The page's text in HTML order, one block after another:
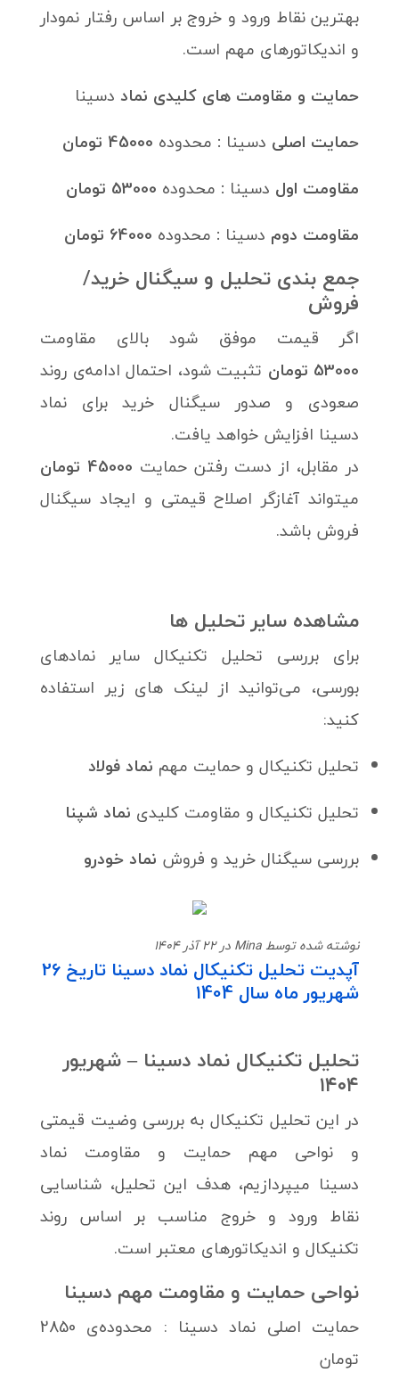
بهترین نقاط ورود و خروج بر اساس رفتار نمودار
و اندیکاتورهای مهم است.
حمایت‌ و مقاومت های کلیدی نماد دسینا
حمایت اصلی دسینا : محدوده 45000 تومان
مقاومت اول دسینا : محدوده
مقاومت دوم دسینا : محدوده 64000 تومان
جمع بندی تحلیل و سیگنال خرید/
فروش
اگر قیمت موفق شود بالای مقاومت
53000 تومان
تثبیت شود، احتمال ادامه‌ی روند
صعودی و صدور سیگنال خرید برای نماد
دسینا افزایش خواهد یافت.
در مقابل، از دست رفتن حمایت 45000 تومان
میتواند آغازگر اصلاح قیمتی و ایجاد سیگنال
فروش باشد.
مشاهده سایر تحلیل ها
برای بررسی تحلیل تکنیکال سایر نمادهای
بورسی، می‌توانید از لینک های زیر استفاده
کنید:
تحلیل تکنیکال و حمایت‌ مهم نماد فولاد
تحلیل تکنیکال و مقاومت کلیدی نماد شپنا
بررسی سیگنال خرید و فروش نماد خودرو
نوشته شده توسط Mina در 22 آذر 1404
آپدیت تحلیل تکنیکال نماد دسینا تاریخ 26
شهریور ماه سال 1404
تحلیل تکنیکال نماد دسینا – شهریور
۱۴۰۴
در این تحلیل تکنیکال به بررسی وضیت قیمتی
و نواحی مهم حمایت و مقاومت نماد
دسینا میپردازیم، هدف این تحلیل، شناسایی
نقاط ورود و خروج مناسب بر اساس روند
تکنیکال و اندیکاتورهای معتبر است.
نواحی حمایت و مقاومت مهم دسینا
حمایت اصلی نماد دسینا : محدوده‌ی 2850
تومان